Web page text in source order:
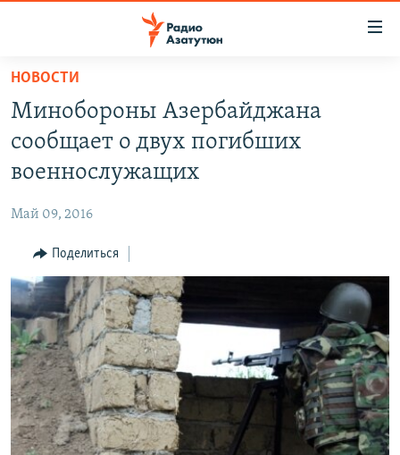
Перейти
основному
содержанию
основной
Перейти
поиску
НОВОСТИ
ЭКОНОМИКА
РЕГИОН
НАГОРНЫЙ КАРАБАХ
КУЛЬТУРА
СПОРТ
АРХИВ
Հայերեն
НОВОСТИ
Минобороны Азербайджана
сообщает о двух погибших
военнослужащих
Май 09, 2016
Поделиться